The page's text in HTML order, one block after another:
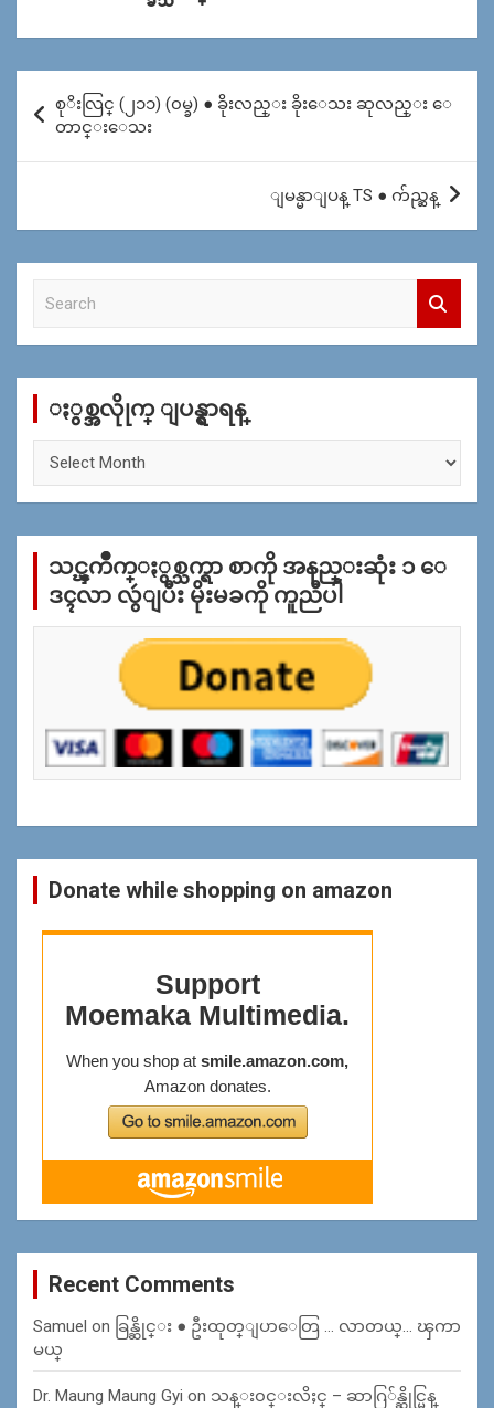
navigation
စုိးလြင္ (၂၁၁) (၀မ္ခ) ● ခိုးလည္း ခိုးေသး ဆုလည္း ေ
တာင္းေသး
ျမန္မာျပန္ TS ● က်ည္ဆန္
c
ႏွစ္အလိုုက္ ျပန္ရွာရန္
က္
န္
သင္ၾကိဳက္ႏွစ္သက္ရာ စာကို အနည္းဆုံး ၁ ေ
ဒၚလာ လွဴျပီး မိုးမခကို ကူညီပါ
Donate while shopping on amazon
Recent Comments
Samuel on ခြန္ဆိုင္း ● ဦးထုတ္ျပာေတြ … လာတယ္… ၾကာ
မယ္
Dr. Maung Maung Gyi on သန္း၀င္းလိႈင္ – ဆာဂြ်န္ဆိုင္မြန္